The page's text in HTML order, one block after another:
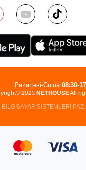
2023 NETHOUSEAll
SİSTEMLERİ
Pazartesi-Cuma 08:30-